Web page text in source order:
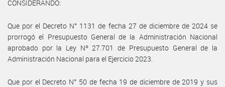
CONSIDERANDO:
Que por el Decreto N° 1131 de fecha 27 de diciembre de 2024 se
prorrogó el Presupuesto General de la Administración Nacional
aprobado por la Ley Nº 27.701 de Presupuesto General de la
Administración Nacional para el Ejercicio 2023.
Que por el Decreto N° 50 de fecha 19 de diciembre de 2019 y sus